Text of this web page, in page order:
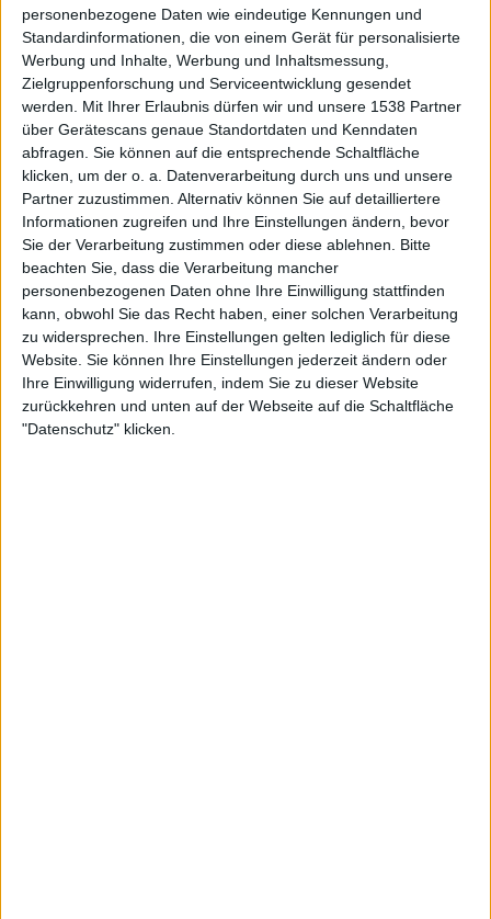
personenbezogene Daten wie eindeutige Kennungen und
Standardinformationen, die von einem Gerät für personalisierte
Werbung und Inhalte, Werbung und Inhaltsmessung,
Zielgruppenforschung und Serviceentwicklung gesendet
werden.
Mit Ihrer Erlaubnis dürfen wir und unsere 1538 Partner
über Gerätescans genaue Standortdaten und Kenndaten
abfragen. Sie können auf die entsprechende Schaltfläche
klicken, um der o. a. Datenverarbeitung durch uns und unsere
Partner zuzustimmen. Alternativ können Sie auf detailliertere
Informationen zugreifen und Ihre Einstellungen ändern, bevor
Sie der Verarbeitung zustimmen oder diese ablehnen.
Bitte
beachten Sie, dass die Verarbeitung mancher
personenbezogenen Daten ohne Ihre Einwilligung stattfinden
kann, obwohl Sie das Recht haben, einer solchen Verarbeitung
zu widersprechen. Ihre Einstellungen gelten lediglich für diese
Website. Sie können Ihre Einstellungen jederzeit ändern oder
Ihre Einwilligung widerrufen, indem Sie zu dieser Website
zurückkehren und unten auf der Webseite auf die Schaltfläche
"Datenschutz" klicken.
„Siehst du das Licht“ – „es scheint nur für Dich“, singt der
Frontmann da, und nach dem puckernden Synthie-Intro
konnte damit noch niemand rechnen. Daraus schält sich
ein stampfender Rhythmus, und mit dem Chorus gesellen
sich die Gitarren dazu. Natürlich darf eine veritable
Pfeifer-Bridge nicht fehlen.
Wer anderen nachstellt, legt damit kein Feingefühl an den
Tag: Passend dazu bedient sich der Song„Stalker“eines
recht schlichten Textes und Dampfhammer-Riffs, und im
Refrain verdoppelt die Band plötzlich die
Geschwindigkeit.
„Hol die Sterne“– der Zusatz „feat. Der Graf“ verrät
bereits viel über den Charakter des Songs: Natürlich
dürfen Akustikgitarren und Quetschkommode nicht